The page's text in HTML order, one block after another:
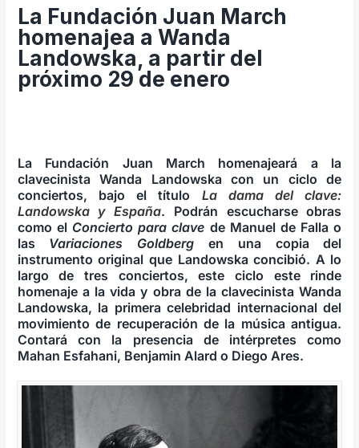
Cosas de Beckmesser
Nosotros y privacidad
Buscar:
La Fundación Juan March
homenajea a Wanda
Landowska, a partir del
próximo 29 de enero
La Fundación Juan March homenajeará a la
clavecinista Wanda Landowska con un ciclo de
conciertos, bajo el título La dama del clave:
Landowska y España. Podrán escucharse obras
como el Concierto para clave de Manuel de Falla o
las Variaciones Goldberg en una copia del
instrumento original que Landowska concibió. A lo
largo de tres conciertos, este ciclo este rinde
homenaje a la vida y obra de la clavecinistaWanda
Landowska, la primera celebridad internacional del
movimiento de recuperación de la música antigua.
Contará con la presencia de intérpretes como
Mahan Esfahani, Benjamin Alard o Diego Ares.